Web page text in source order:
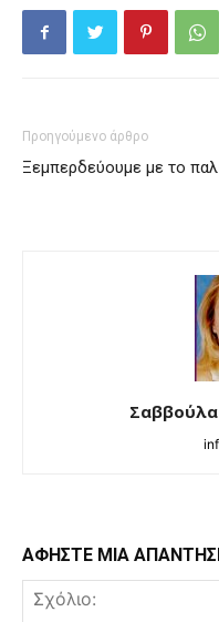
Προηγούμενο άρθρο
Ξεμπερδεύουμε με το
ΑΦΗΣΤΕ ΜΙΑ